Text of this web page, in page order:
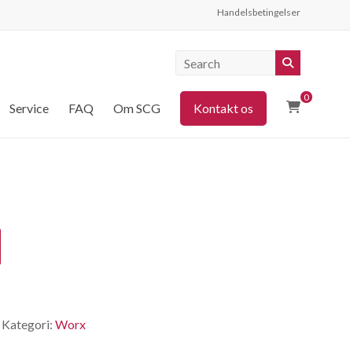
Handelsbetingelser
0
Service FAQ Om SCG Kontakt os
Kategori: Worx